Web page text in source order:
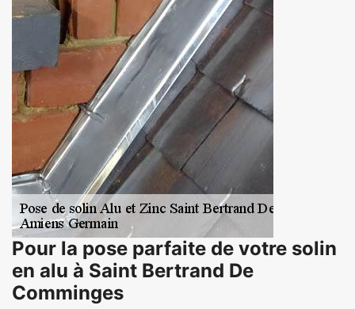
Pour la pose parfaite de votre solin
en alu à Saint Bertrand De
Comminges